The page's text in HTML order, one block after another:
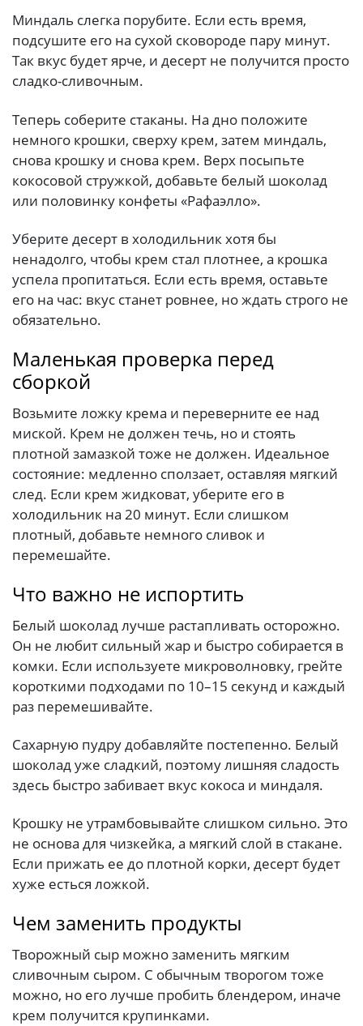
Миндаль слегка порубите. Если есть время,
подсушите его на сухой сковороде пару минут.
Так вкус будет ярче, и десерт не получится просто
сладко-сливочным.
Теперь соберите стаканы. На дно положите
немного крошки, сверху крем, затем миндаль,
снова крошку и снова крем. Верх посыпьте
кокосовой стружкой, добавьте белый шоколад
или половинку конфеты «Рафаэлло».
Уберите десерт в холодильник хотя бы
ненадолго, чтобы крем стал плотнее, а крошка
успела пропитаться. Если есть время, оставьте
его на час: вкус станет ровнее, но ждать строго не
обязательно.
Маленькая проверка перед
сборкой
Возьмите ложку крема и переверните ее над
миской. Крем не должен течь, но и стоять
плотной замазкой тоже не должен. Идеальное
состояние: медленно сползает, оставляя мягкий
след. Если крем жидковат, уберите его в
холодильник на 20 минут. Если слишком
плотный, добавьте немного сливок и
перемешайте.
Что важно не испортить
Белый шоколад лучше растапливать осторожно.
Он не любит сильный жар и быстро собирается в
комки. Если используете микроволновку, грейте
короткими подходами по 10–15 секунд и каждый
раз перемешивайте.
Сахарную пудру добавляйте постепенно. Белый
шоколад уже сладкий, поэтому лишняя сладость
здесь быстро забивает вкус кокоса и миндаля.
Крошку не утрамбовывайте слишком сильно. Это
не основа для чизкейка, а мягкий слой в стакане.
Если прижать ее до плотной корки, десерт будет
хуже есться ложкой.
Чем заменить продукты
Творожный сыр можно заменить мягким
сливочным сыром. С обычным творогом тоже
можно, но его лучше пробить блендером, иначе
крем получится крупинками.